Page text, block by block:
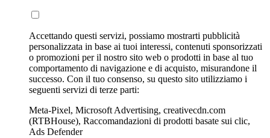
Accettando questi servizi, possiamo mostrarti pubblicità
personalizzata in base ai tuoi interessi, contenuti sponsorizzati
o promozioni per il nostro sito web o prodotti in base al tuo
comportamento di navigazione e di acquisto, misurandone il
successo. Con il tuo consenso, su questo sito utilizziamo i
seguenti servizi di terze parti:
Meta-Pixel, Microsoft Advertising, creativecdn.com
(RTBHouse), Raccomandazioni di prodotti basate sui clic,
Ads Defender